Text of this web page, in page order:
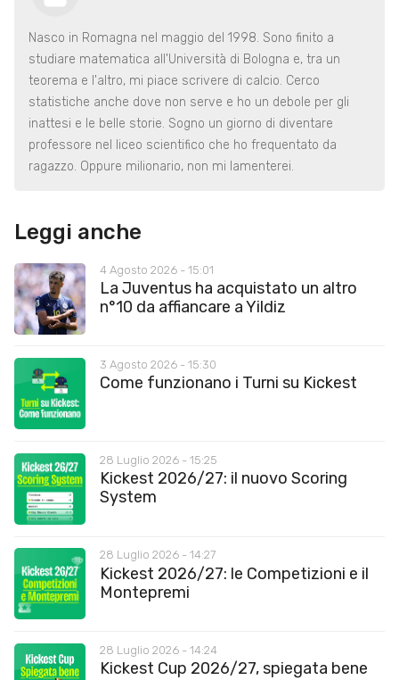
Nasco in Romagna nel maggio del 1998. Sono finito a
studiare matematica all'Università di Bologna e, tra un
teorema e l'altro, mi piace scrivere di calcio. Cerco
statistiche anche dove non serve e ho un debole per gli
inattesi e le belle storie. Sogno un giorno di diventare
professore nel liceo scientifico che ho frequentato da
ragazzo. Oppure milionario, non mi lamenterei.
Leggi anche
4 Agosto 2026 - 15:01
La Juventus ha acquistato un altro
n°10 da affiancare a Yildiz
3 Agosto 2026 - 15:30
Come funzionano i Turni su Kickest
28 Luglio 2026 - 15:25
Kickest 2026/27: il nuovo Scoring
System
28 Luglio 2026 - 14:27
Kickest 2026/27: le Competizioni e il
Montepremi
28 Luglio 2026 - 14:24
Kickest Cup 2026/27, spiegata bene